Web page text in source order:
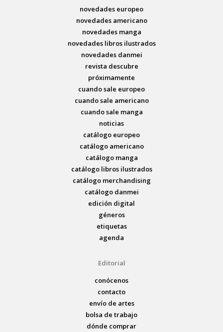
novedades europeo
novedades americano
novedades manga
novedades libros ilustrados
novedades danmei
revista descubre
próximamente
cuando sale europeo
cuando sale americano
cuando sale manga
noticias
catálogo europeo
catálogo americano
catálogo manga
catálogo libros ilustrados
catálogo merchandising
catálogo danmei
edición digital
géneros
etiquetas
agenda
Editorial
conócenos
contacto
envío de artes
bolsa de trabajo
dónde comprar